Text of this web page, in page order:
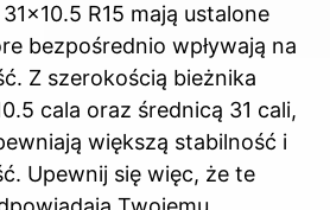
R15 mają ustalone
bezpośrednio wpływają na
Z szerokością bieżnika
cala oraz średnicą 31 cali,
większą stabilność i
Upewnij się więc, że te